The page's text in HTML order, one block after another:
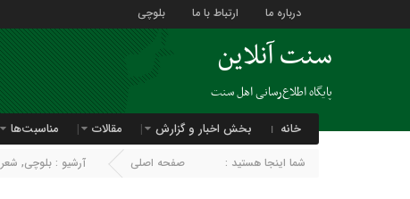
درباره ما ارتباط با ما بلوچی
سنت آنلاین
پایگاه اطلاع‌رسانی اهل سنت
خانه بخش اخبار و گزارش مقالات مناسبت‌ها
شما اینجا هستید : صفحه اصلی آرشیو : بلوچی, شعر